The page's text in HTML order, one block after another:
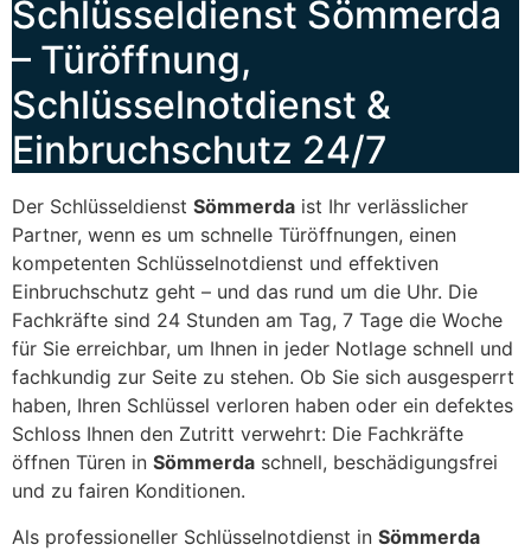
Schlüsseldienst Sömmerda
– Türöffnung,
Schlüsselnotdienst &
Einbruchschutz 24/7
Der Schlüsseldienst Sömmerda ist Ihr verlässlicher
Partner, wenn es um schnelle Türöffnungen, einen
kompetenten Schlüsselnotdienst und effektiven
Einbruchschutz geht – und das rund um die Uhr. Die
Fachkräfte sind 24 Stunden am Tag, 7 Tage die Woche
für Sie erreichbar, um Ihnen in jeder Notlage schnell und
fachkundig zur Seite zu stehen. Ob Sie sich ausgesperrt
haben, Ihren Schlüssel verloren haben oder ein defektes
Schloss Ihnen den Zutritt verwehrt: Die Fachkräfte
öffnen Türen in Sömmerda schnell, beschädigungsfrei
und zu fairen Konditionen.
Als professioneller Schlüsselnotdienst in Sömmerda